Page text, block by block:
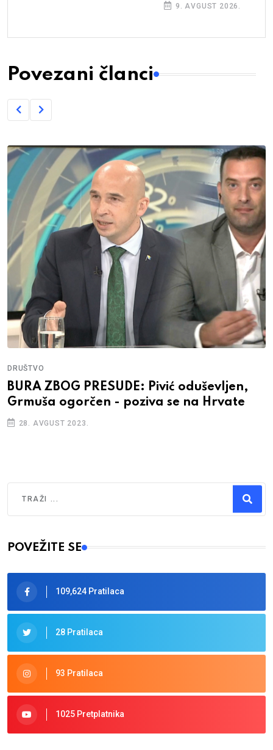
9. AVGUST 2026.
Povezani članci
DRUŠTVO
BURA ZBOG PRESUDE: Pivić oduševljen,
Grmuša ogorčen - poziva se na Hrvate
28. AVGUST 2023.
Type 2 or more characters for results.
POVEŽITE SE
109,624 Pratilaca
28 Pratilaca
93 Pratilaca
1025 Pretplatnika